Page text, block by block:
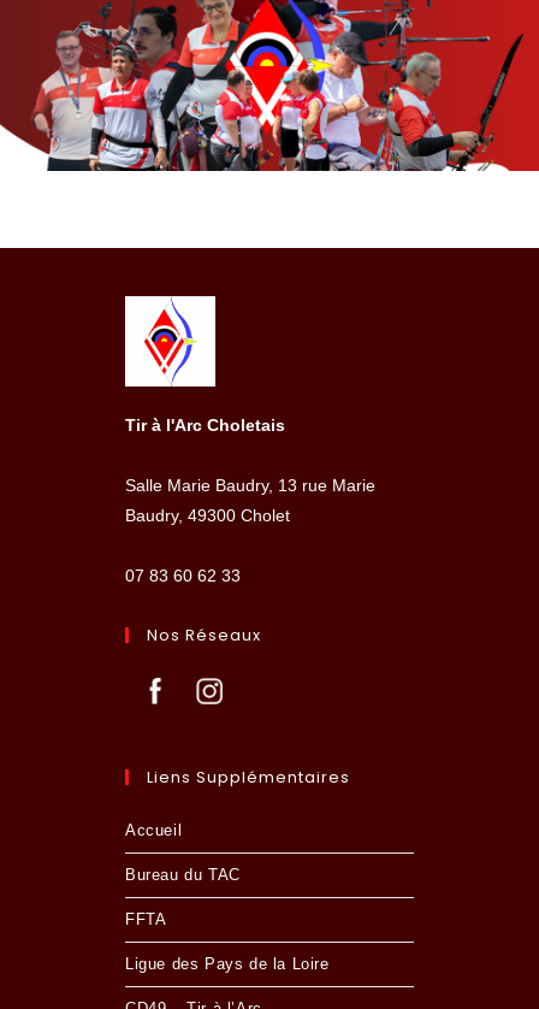
Tir à l'Arc Choletais
Salle Marie Baudry, 13 rue Marie
Baudry, 49300 Cholet
07 83 60 62 33
Nos Réseaux
Liens Supplémentaires
Accueil
Bureau du TAC
FFTA
Ligue des Pays de la Loire